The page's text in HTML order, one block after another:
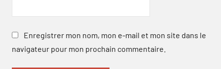
Enregistrer mon nom, mon e-mail et mon site dans le
navigateur pour mon prochain commentaire.